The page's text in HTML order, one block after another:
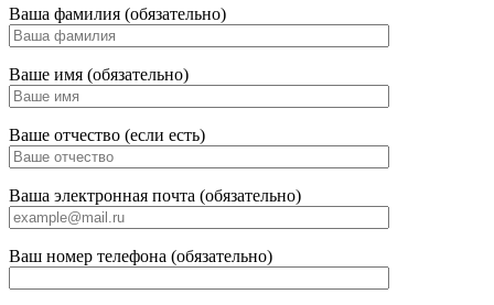
Ваша фамилия (обязательно)
Ваше имя (обязательно)
Ваше отчество (если есть)
Ваша электронная почта (обязательно)
Ваш номер телефона (обязательно)